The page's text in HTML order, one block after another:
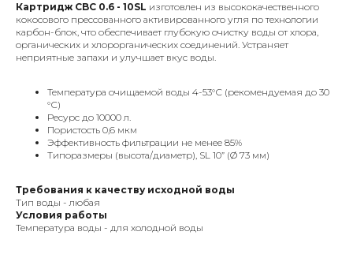
Картридж CBC 0.6 - 10SL изготовлен из высококачественного
кокосового прессованного активированного угля по технологии
карбон-блок, что обеспечивает глубокую очистку воды от хлора,
органических и хлорорганических соединений. Устраняет
неприятные запахи и улучшает вкус воды.
Температура очищаемой воды 4-53°С (рекомендуемая до 30
°С)
Ресурс до 10000 л.
Пористость 0,6 мкм
Эффективность фильтрации не менее 85%
Типоразмеры (высота/диаметр), SL 10” (Ø 73 мм)
Требования к качеству исходной воды
Тип воды - любая
Условия работы
Температура воды - для холодной воды